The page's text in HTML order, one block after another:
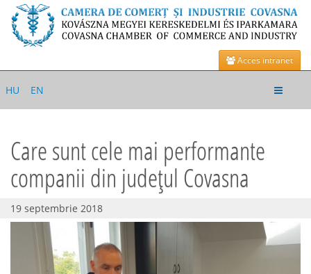
Acces intranet
HU EN
Toggle
Care sunt cele mai performante
companii din județul Covasna
19 septembrie 2018